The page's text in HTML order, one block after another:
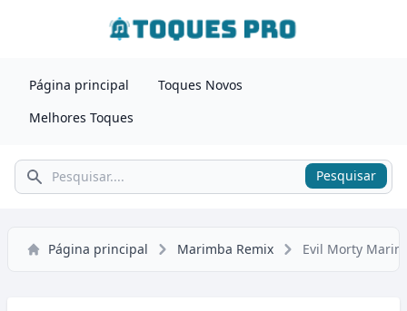
Página principal
Toques Novos
Melhores Toques
Pesquisar Pesquisar
Página principal Marimba Remix Evil Morty